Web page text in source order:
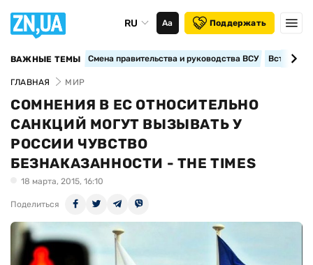
RU Аа Поддержать
ВАЖНЫЕ ТЕМЫ Смена правительства и руководства ВСУ
ГЛАВНАЯ МИР
СОМНЕНИЯ В ЕС ОТНОСИТЕЛЬНО
САНКЦИЙ МОГУТ ВЫЗЫВАТЬ У
РОССИИ ЧУВСТВО
БЕЗНАКАЗАННОСТИ - THE TIMES
18 марта, 2015, 16:10
Поделиться